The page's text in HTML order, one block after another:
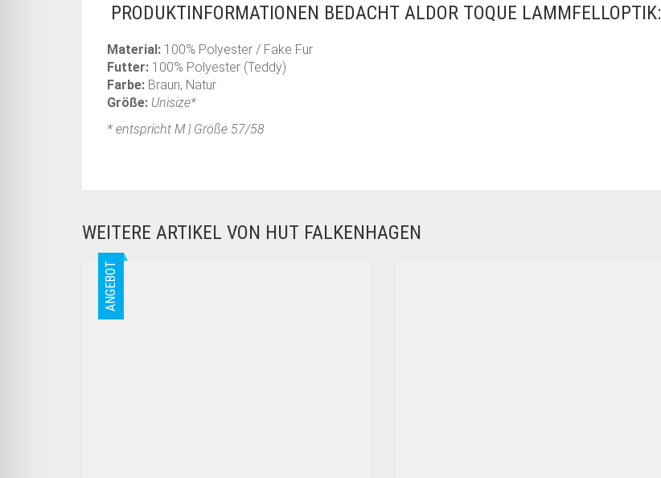
PRODUKTINFORMATIONEN BEDACHT ALDOR TOQUE LAMMFELLOPTIK:
Material: 100% Polyester / Fake Fur
Futter: 100% Polyester (Teddy)
Farbe: Braun, Natur
Größe: Unisize*
* entspricht M | Größe 57/58
WEITERE ARTIKEL VON HUT FALKENHAGEN
ANGEBOT